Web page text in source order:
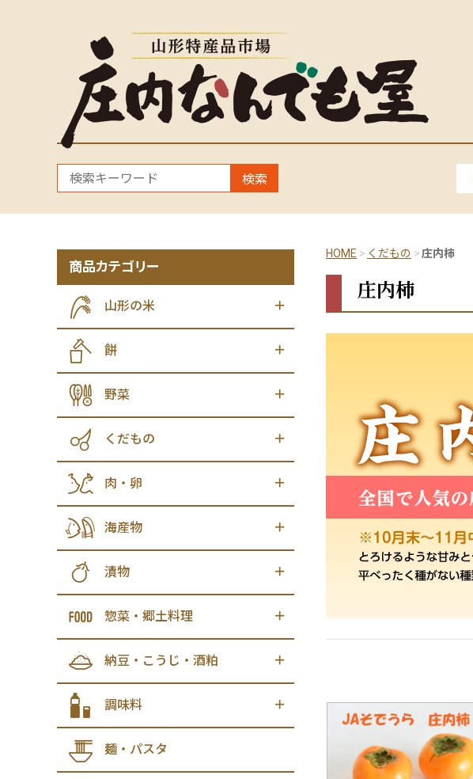
検索
HOME くだもの 庄内柿
庄内柿
商品カテゴリー
山形の米
餅
野菜
くだもの
肉・卵
海産物
漬物
惣菜・郷土料理
納豆・こうじ・酒粕
調味料
麺・パスタ